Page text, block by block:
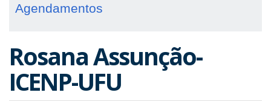
Agendamentos
Rosana Assunção-
ICENP-UFU